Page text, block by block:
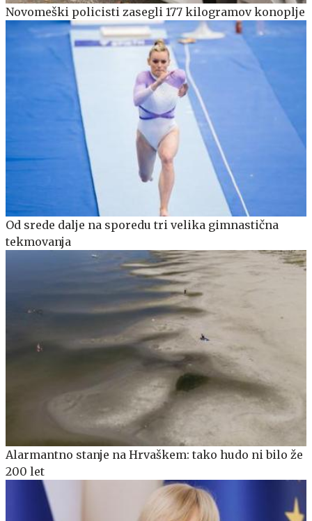
Novomeški policisti zasegli 177 kilogramov konoplje
Od srede dalje na sporedu tri velika gimnastična
tekmovanja
Alarmantno stanje na Hrvaškem: tako hudo ni bilo že
200 let